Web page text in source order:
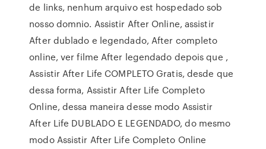
de links, nenhum arquivo est hospedado sob
nosso domnio. Assistir After Online, assistir
After dublado e legendado, After completo
online, ver filme After legendado depois que ,
Assistir After Life COMPLETO Gratis, desde que
dessa forma, Assistir After Life Completo
Online, dessa maneira desse modo Assistir
After Life DUBLADO E LEGENDADO, do mesmo
modo Assistir After Life Completo Online